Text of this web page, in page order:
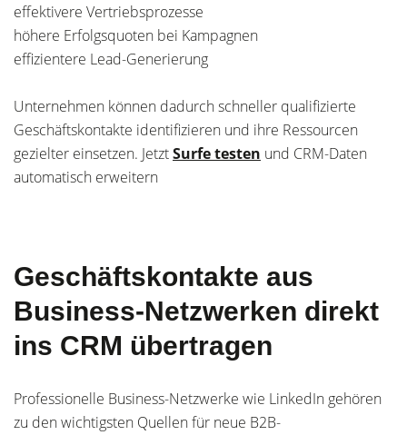
effektivere Vertriebsprozesse
höhere Erfolgsquoten bei Kampagnen
effizientere Lead-Generierung
Unternehmen können dadurch schneller qualifizierte
Geschäftskontakte identifizieren und ihre Ressourcen
gezielter einsetzen. JetztSurfe testen und CRM-Daten
automatisch erweitern
Geschäftskontakte aus
Business-Netzwerken direkt
ins CRM übertragen
Professionelle Business-Netzwerke wie LinkedIn gehören
zu den wichtigsten Quellen für neue B2B-